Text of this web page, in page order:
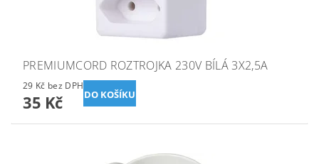
PREMIUMCORD ROZTROJKA 230V BÍLÁ 3X2,5A
29 Kč bez DPH
35 Kč